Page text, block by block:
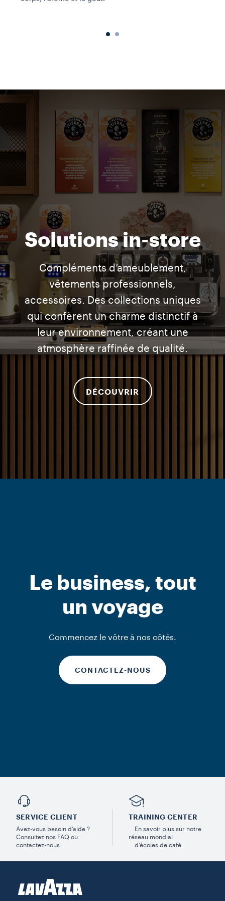
Solutions in-store
Compléments d’ameublement,
vêtements professionnels,
accessoires. Des collections uniques
qui confèrent un charme distinctif à
leur environnement, créant une
atmosphère raffinée de qualité.
DÉCOUVRIR
Le business, tout
un voyage
Commencez le vôtre à nos côtés.
CONTACTEZ-NOUS
SERVICE CLIENT
Avez-vous besoin d’aide ?
Consultez nos FAQ ou
contactez-nous.
TRAINING CENTER
En savoir plus sur notre
réseau mondial
d'écoles de café.